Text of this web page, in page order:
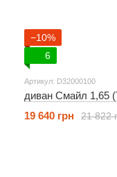
−10%
6
Артикул: D32000100
диван Смайл 1,65
21 822
19 640 грн